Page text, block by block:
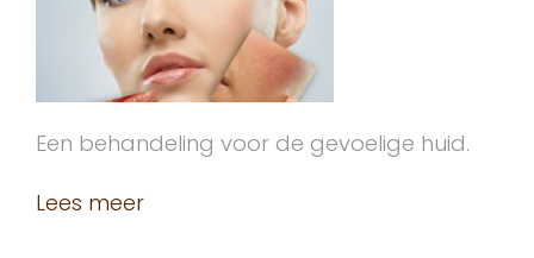
Een behandeling voor de gevoelige huid.
Lees meer